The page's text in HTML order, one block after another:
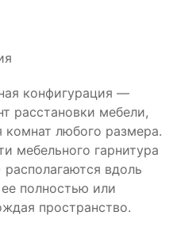
конфигурация —
расстановки мебели,
любого размера.
мебельного гарнитура
вдоль
полностью или
пространство.